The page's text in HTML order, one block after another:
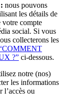
nous pouvons
les détails de
votre compte
social. Si vous
collecterons les
?” ci-dessous.
notre (nos)
les informations
l’accès ou